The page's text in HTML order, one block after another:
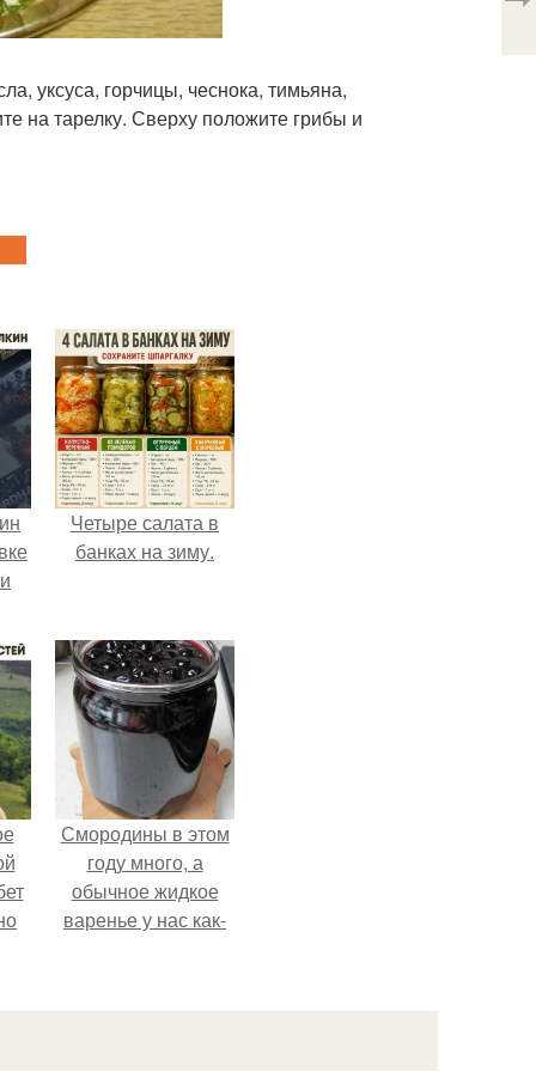
уксуса, горчицы, чеснока, тимьяна,
на тарелку. Сверху положите грибы и
Четыре салата в
банках на зиму.
Смородины в этом
году много, а
обычное жидкое
варенье у нас как-